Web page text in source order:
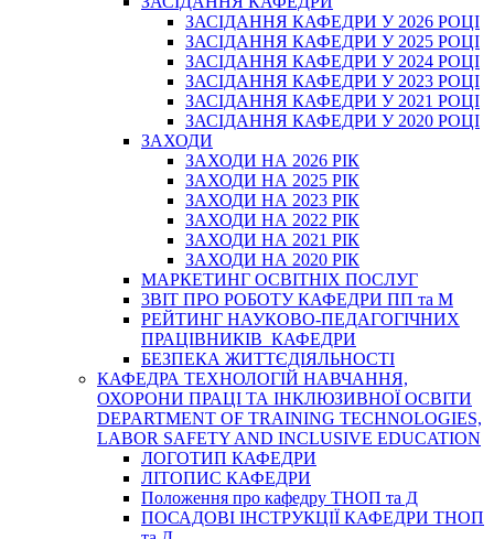
ЗАСІДАННЯ КАФЕДРИ У 2026 РОЦІ
ЗАСІДАННЯ КАФЕДРИ У 2025 РОЦІ
ЗАСІДАННЯ КАФЕДРИ У 2024 РОЦІ
ЗАСІДАННЯ КАФЕДРИ У 2023 РОЦІ
ЗАСІДАННЯ КАФЕДРИ У 2021 РОЦІ
ЗАСІДАННЯ КАФЕДРИ У 2020 РОЦІ
ЗАХОДИ
ЗАХОДИ НА 2026 РІК
ЗАХОДИ НА 2025 РІК
ЗАХОДИ НА 2023 РІК
ЗАХОДИ НА 2022 РІК
ЗАХОДИ НА 2021 РІК
ЗАХОДИ НА 2020 РІК
МАРКЕТИНГ ОСВІТНІХ ПОСЛУГ
3BIT ПРО РОБОТУ КАФЕДРИ ПП та М
РЕЙТИНГ НАУКОВО-ПЕДАГОГІЧНИХ
ПРАЦІВНИКІВ КАФЕДРИ
БЕЗПЕКА ЖИТТЄДІЯЛЬНОСТІ
КАФЕДРА ТЕХНОЛОГІЙ НАВЧАННЯ,
ОХОРОНИ ПРАЦІ ТА ІНКЛЮЗИВНОЇ ОСВІТИ
DEPARTMENT OF TRAINING TECHNOLOGIES,
LABOR SAFETY AND INCLUSIVE EDUCATION
ЛОГОТИП КАФЕДРИ
ЛІТОПИС КАФЕДРИ
Положення про кафедру ТНОП та Д
ПОСАДОВІ ІНСТРУКЦІЇ КАФЕДРИ ТНОП